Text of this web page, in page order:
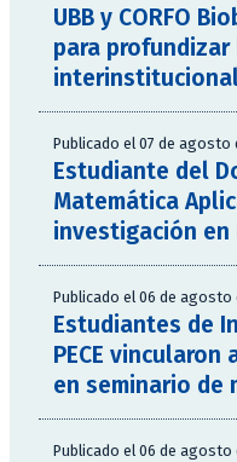
UBB y CORFO
para
Publicado el 07 de agosto
Estudiante del
Matemática
investigación en
Publicado el 06 de agosto
Estudiantes de
PECE
en seminario de
Publicado el 06 de agosto